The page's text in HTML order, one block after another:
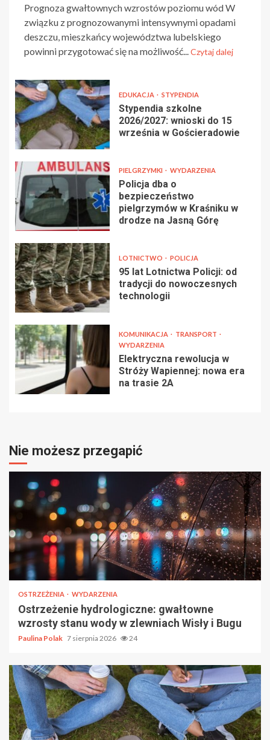
Prognoza gwałtownych wzrostów poziomu wód W
związku z prognozowanymi intensywnymi opadami
deszczu, mieszkańcy województwa lubelskiego
powinni przygotować się na możliwość... Czytaj dalej
EDUKACJA STYPENDIA
Stypendia szkolne
2026/2027: wnioski do 15
września w Gościeradowie
PIELGRZYMKI WYDARZENIA
Policja dba o
bezpieczeństwo
pielgrzymów w Kraśniku w
drodze na Jasną Górę
LOTNICTWO POLICJA
95 lat Lotnictwa Policji: od
tradycji do nowoczesnych
technologii
KOMUNIKACJA
TRANSPORT
WYDARZENIA
Elektryczna rewolucja w
Stróży Wapiennej: nowa era
na trasie 2A
Nie możesz przegapić
OSTRZEŻENIA WYDARZENIA
Ostrzeżenie hydrologiczne: gwałtowne
wzrosty stanu wody w zlewniach Wisły i Bugu
Paulina Polak 7 sierpnia 2026 24